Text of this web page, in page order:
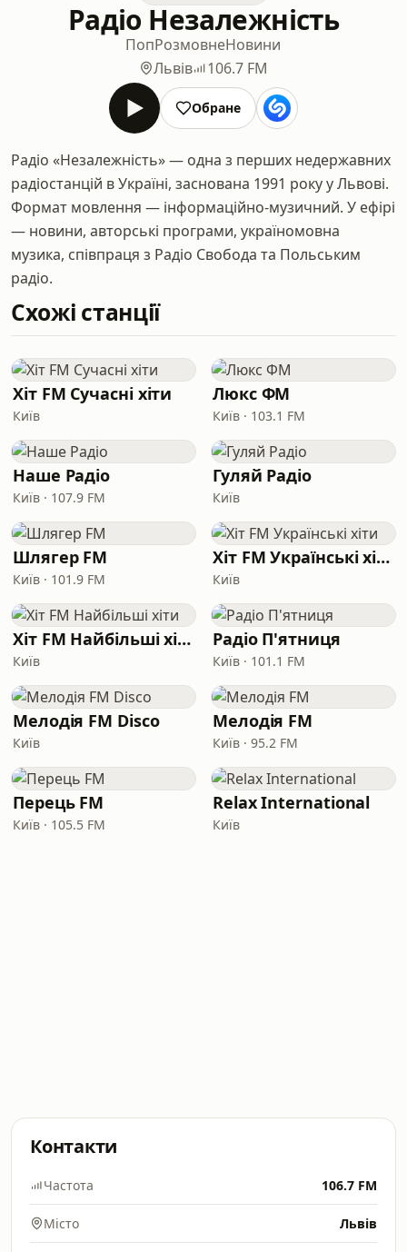
Радіо Незалежність
ПопРозмовнеНовини
Львів
106.7 FM
Обране
Радіо «Незалежність» — одна з перших недержавних
радіостанцій в Україні, заснована 1991 року у Львові.
Формат мовлення — інформаційно-музичний. У ефірі
— новини, авторські програми, україномовна
музика, співпраця з Радіо Свобода та Польським
радіо.
Схожі станції
Хіт FM Сучасні хіти
Київ
Люкс ФМ
Київ · 103.1 FM
Наше Радіо
Київ · 107.9 FM
Гуляй Радіо
Київ
Шлягер FM
Київ · 101.9 FM
Хіт FM Українські хіти
Київ
Хіт FM Найбільші хіти
Київ
Радіо П'ятниця
Київ · 101.1 FM
Мелодія FM Disco
Київ
Мелодія FM
Київ · 95.2 FM
Перець FM
Київ · 105.5 FM
Relax International
Київ
Контакти
Частота 106.7 FM
Місто Львів